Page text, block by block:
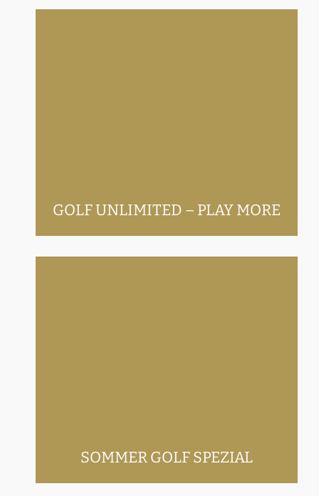
GOLF UNLIMITED – PLAY MORE
SOMMER GOLF SPEZIAL